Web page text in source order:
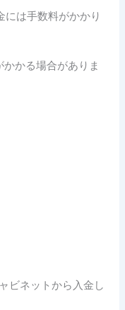
には手数料がかかり
かる場合がありま
ビネットから入金し